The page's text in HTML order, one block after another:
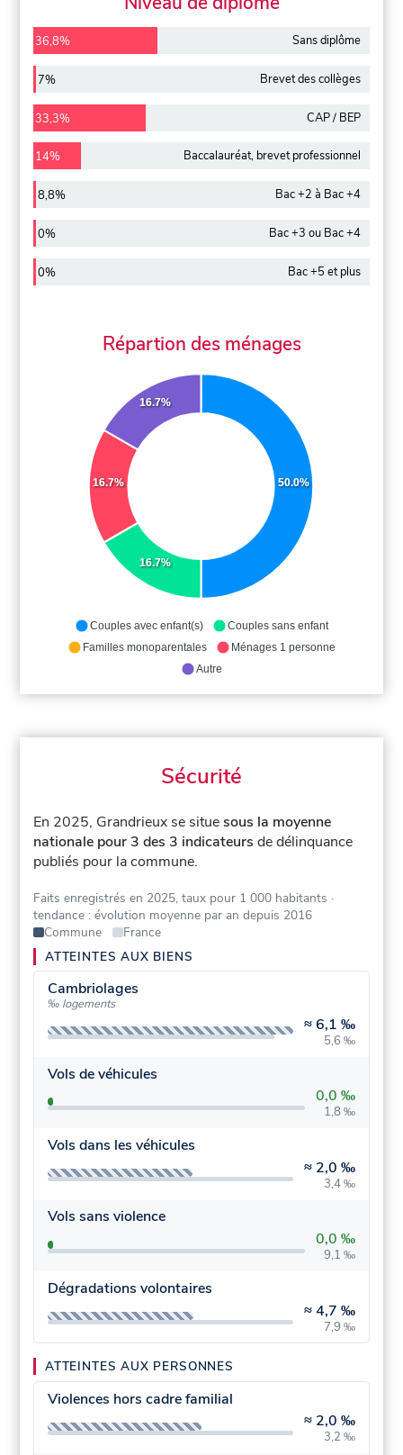
36,8% Sans diplôme
7% Brevet des collèges
33,3% CAP / BEP
14% Baccalauréat, brevet professionnel
8,8% Bac +2 à Bac +4
0% Bac +3 ou Bac +4
0% Bac +5 et plus
Répartion des ménages
50.0%
16.7%
16.7%
16.7%
Couples avec enfant(s)
Couples sans enfant
Familles monoparentales
Ménages 1 personne
Autre
Sécurité
En 2025, Grandrieux se situesous la moyenne
nationale pour 3 des 3 indicateurs de délinquance
publiés pour la commune.
Faits enregistrés en 2025, taux pour 1 000 habitants ·
tendance : évolution moyenne par an depuis 2016
Commune
France
ATTEINTES AUX BIENS
Cambriolages
‰ logements
≈6,1 ‰
5,6 ‰
Vols de véhicules
0,0 ‰
1,8 ‰
Vols dans les véhicules
≈ 2,0 ‰
3,4 ‰
Vols sans violence
0,0 ‰
9,1 ‰
Dégradations volontaires
≈4,7 ‰
7,9 ‰
ATTEINTES AUX PERSONNES
Violences hors cadre familial
≈ 2,0 ‰
3,2 ‰